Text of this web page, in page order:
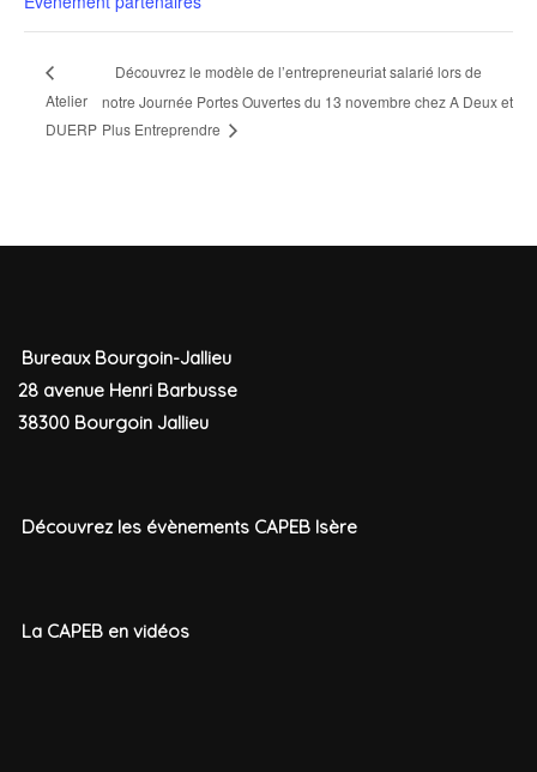
Atelier
DUERP
Découvrez le modèle de l’entrepreneuriat salarié lors de
notre Journée Portes Ouvertes du 13 novembre chez A Deux et
Plus Entreprendre
Bureaux Bourgoin-Jallieu
28 avenue Henri Barbusse
38300 Bourgoin Jallieu
Découvrez les évènements CAPEB Isère
La CAPEB en vidéos